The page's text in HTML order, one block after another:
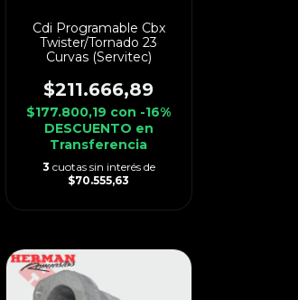
Cdi Programable Cbx
Twister/Tornado 23
Curvas (Servitec)
$211.666,89
$177.800,19 con -16%
DESCUENTO en
Transferencia
3 cuotas sin interés de
$70.555,63